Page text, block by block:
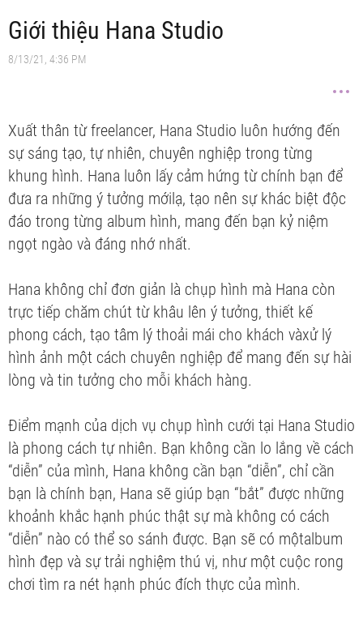
Giới thiệu Hana Studio
8/13/21, 4:36 PM
Xuất thân từ freelancer, Hana Studio luôn hướng đến
sự sáng tạo, tự nhiên, chuyên nghiệp trong từng
khung hình. Hana luôn lấy cảm hứng từ chính bạn để
đưa ra những ý tưởng mớilạ, tạo nên sự khác biệt độc
đáo trong từng album hình, mang đến bạn kỷ niệm
ngọt ngào và đáng nhớ nhất.
Hana không chỉ đơn giản là chụp hình mà Hana còn
trực tiếp chăm chút từ khâu lên ý tưởng, thiết kế
phong cách, tạo tâm lý thoải mái cho khách vàxử lý
hình ảnh một cách chuyên nghiệp để mang đến sự hài
lòng và tin tưởng cho mỗi khách hàng.
Điểm mạnh của dịch vụ chụp hình cưới tại Hana Studio
là phong cách tự nhiên. Bạn không cần lo lắng về cách
“diễn” của mình, Hana không cần bạn “diễn”, chỉ cần
bạn là chính bạn, Hana sẽ giúp bạn “bắt” được những
khoảnh khắc hạnh phúc thật sự mà không có cách
“diễn” nào có thể so sánh được. Bạn sẽ có mộtalbum
hình đẹp và sự trải nghiệm thú vị, như một cuộc rong
chơi tìm ra nét hạnh phúc đích thực của mình.